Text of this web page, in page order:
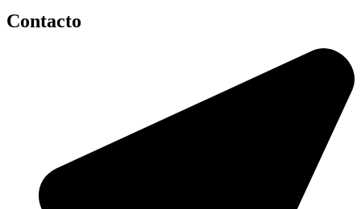
Contacto